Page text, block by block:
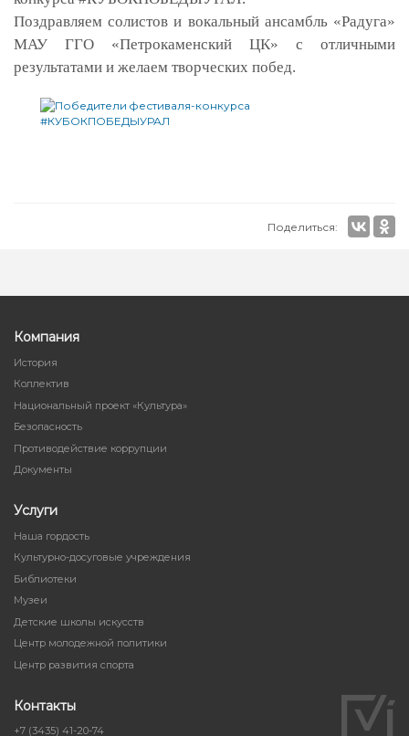
Поздравляем солистов и вокальный ансамбль «Радуга»
МАУ ГГО «Петрокаменский ЦК» с отличными
результатами и желаем творческих побед.
Поделиться:
Компания
История
Коллектив
Национальный проект «Культура»
Безопасность
Противодействие коррупции
Документы
Услуги
Наша гордость
Культурно-досуговые учреждения
Библиотеки
Музеи
Детские школы искусств
Центр молодежной политики
Центр развития спорта
Контакты
+7 (3435) 41-20-74